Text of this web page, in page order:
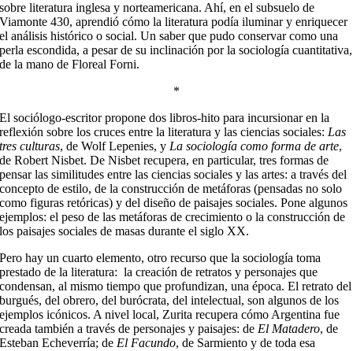
sobre literatura inglesa y norteamericana. Ahí, en el subsuelo de
Viamonte 430, aprendió cómo la literatura podía iluminar y enriquecer
el análisis histórico o social. Un saber que pudo conservar como una
perla escondida, a pesar de su inclinación por la sociología cuantitativa,
de la mano de Floreal Forni.
*
El sociólogo-escritor propone dos libros-hito para incursionar en la
reflexión sobre los cruces entre la literatura y las ciencias sociales:Las
tres culturas, de Wolf Lepenies, yLa sociología como forma de arte,
de Robert Nisbet. De Nisbet recupera, en particular, tres formas de
pensar las similitudes entre las ciencias sociales y las artes: a través del
concepto de estilo, de la construcción de metáforas (pensadas no solo
como figuras retóricas) y del diseño de paisajes sociales. Pone algunos
ejemplos: el peso de las metáforas de crecimiento o la construcción de
los paisajes sociales de masas durante el siglo XX.
Pero hay un cuarto elemento, otro recurso que la sociología toma
prestado de la literatura: la creación de retratos y personajes que
condensan, al mismo tiempo que profundizan, una época. El retrato del
burgués, del obrero, del burócrata, del intelectual, son algunos de los
ejemplos icónicos. A nivel local, Zurita recupera cómo Argentina fue
creada también a través de personajes y paisajes: deEl Matadero, de
Esteban Echeverría; deEl Facundo, de Sarmiento y de toda esa